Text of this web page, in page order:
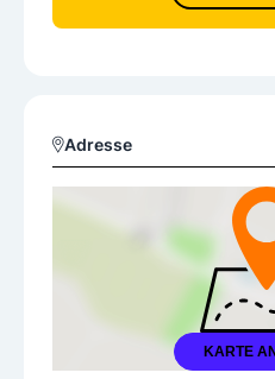
Adresse
KARTE